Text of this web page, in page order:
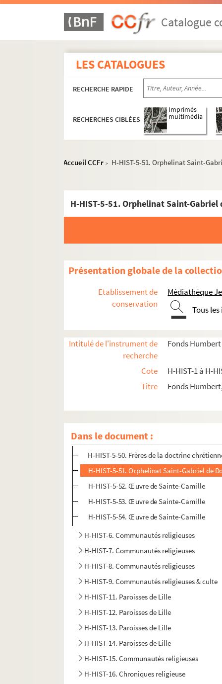
Catalogue
LES CATALOGUES
RECHERCHE RAPIDE
RECHERCHES CIBLÉES
Imprimés
multimédia
Accueil CCFr > H-HIST-5-51. Orphelinat Saint-
H-HIST-5-51. Orphelinat Saint-Gabriel
Présentation globale de la
Etablissement de
conservation
Médiathèque
Tous
Intitulé de l'instrument de
recherche
Fonds
Cote
H-HIST-1 à H-
Titre
Fonds
Dans le document :
H-HIST-1. Culte de Notre-Dame de la Treille
H-HIST-2. Œuvres philanthropiques
H-HIST-4. Enseignement
H-HIST-5. Communauté religieuse
H-HIST-5-50. Frères de la doctrine
H-HIST-5-51. Orphelinat Saint-Gabriel de
H-HIST-5-52. Œuvre de Sainte-Camille
H-HIST-5-53. Œuvre de Sainte-Camille
H-HIST-5-54. Œuvre de Sainte-Camille
H-HIST-6. Communautés religieuses
H-HIST-7. Communautés religieuses
H-HIST-8. Communautés religieuses
H-HIST-9. Communautés religieuses & culte
H-HIST-11. Paroisses de Lille
H-HIST-12. Paroisses de Lille
H-HIST-13. Paroisses de Lille
H-HIST-14. Paroisses de Lille
H-HIST-15. Communautés religieuses
H-HIST-16. Chroniques religieuse